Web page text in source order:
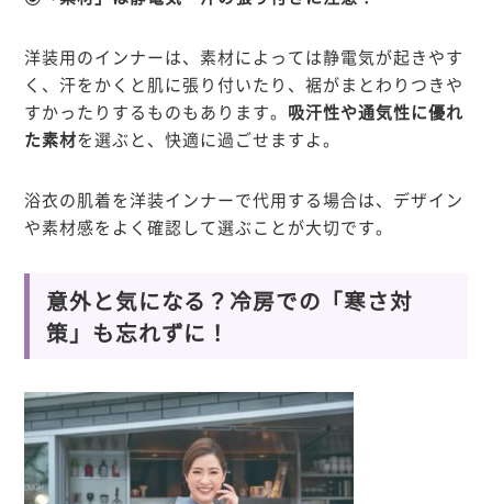
洋装用のインナーは、素材によっては静電気が起きやす
く、汗をかくと肌に張り付いたり、裾がまとわりつきや
すかったりするものもあります。 吸汗性や通気性に優れ
た素材を選ぶと、快適に過ごせますよ。
浴衣の肌着を洋装インナーで代用する場合は、デザイン
や素材感をよく確認して選ぶことが大切です。
意外と気になる？冷房での「寒さ対
策」も忘れずに！